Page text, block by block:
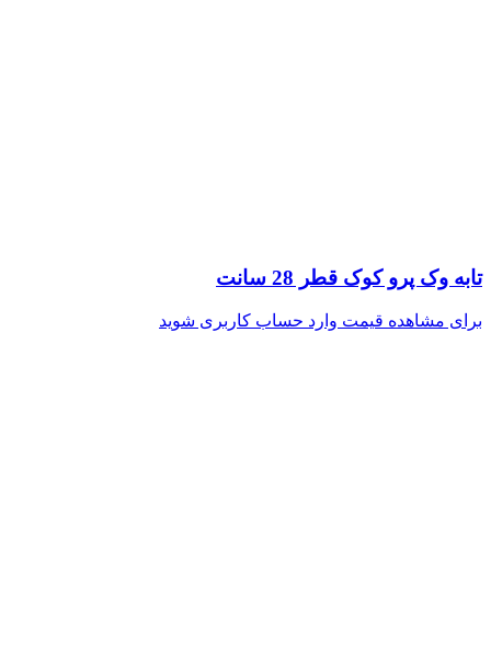
تابه وک پرو کوک قطر 28 سانت
برای مشاهده قیمت وارد حساب کاربری شوید